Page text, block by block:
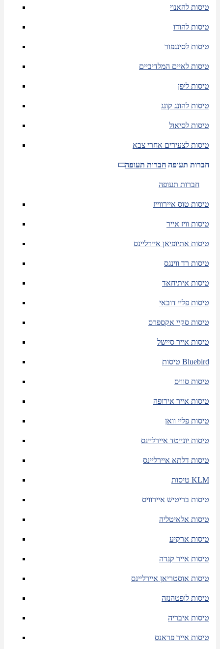
טיסות להאנוי
טיסות להודו
טיסות לסינגפור
טיסות לאיים המלדיביים
טיסות ליפן
טיסות להונג קונג
טיסות לסיאול
טיסות לצעירים אחרי צבא
חברות תעופה חברות תעופה
חברות תעופה
טיסות טוס איירווייז
טיסות וויז אייר
טיסות אתיופיאן איירליינס
טיסות רד ווינגס
טיסות איתיחאד
טיסות פליי דובאי
טיסות סקיי אקספרס
טיסות אייר סיישל
טיסות Bluebird
טיסות סוויס
טיסות אייר אירופה
טיסות פליי וואן
טיסות יונייטד איירליינס
טיסות דלתא איירליינס
טיסות KLM
טיסות בריטיש איירוויס
טיסות אלאיטליה
טיסות ארקיע
טיסות אייר קנדה
טיסות אוסטריאן איירליינס
טיסות לופטהנזה
טיסות איבריה
טיסות אייר פראנס